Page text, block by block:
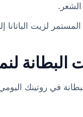
لزيت
البطانة
في روتينك